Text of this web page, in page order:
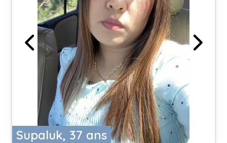
Supaluk, 37 ans